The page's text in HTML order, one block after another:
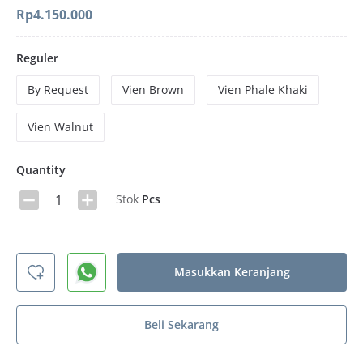
Rp4.150.000
Reguler
By Request Vien Brown Vien Phale Khaki
Vien Walnut
Quantity
Stok Pcs
Masukkan Keranjang
Beli Sekarang